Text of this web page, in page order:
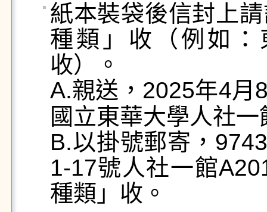
紙本裝袋後信封上
種類」收（例如
收）。
A.親送，2025年4月
國立東華大學人社
B.以掛號郵寄，
1-17號人社一館
種類」收。